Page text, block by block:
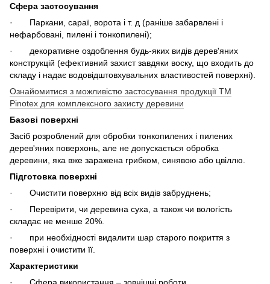
Сфера застосування
· Паркани, сараї, ворота і т. д (раніше забарвлені і
нефарбовані, пилені і тонкопилені);
· декоративне оздоблення будь-яких видів дерев'яних
конструкцій (ефективний захист завдяки воску, що входить до
складу і надає водовідштовхувальних властивостей поверхні).
Ознайомитися з можливістю застосування продукції ТМ
Pinotex для комплексного захисту деревини
Базові поверхні
Засіб розроблений для обробки тонкопилених і пилених
дерев'яних поверхонь, але не допускається обробка
деревини, яка вже заражена грибком, синявою або цвіллю.
Підготовка поверхні
· Очистити поверхню від всіх видів забруднень;
· Перевірити, чи деревина суха, а також чи вологість
складає не менше 20%.
· при необхідності видалити шар старого покриття з
поверхні і очистити її.
Характеристики
· Сфера використання – зовнішні роботи.